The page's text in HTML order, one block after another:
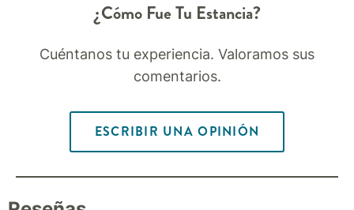
¿Cómo Fue Tu Estancia?
Cuéntanos tu experiencia. Valoramos sus
comentarios.
ESCRIBIR UNA OPINIÓN